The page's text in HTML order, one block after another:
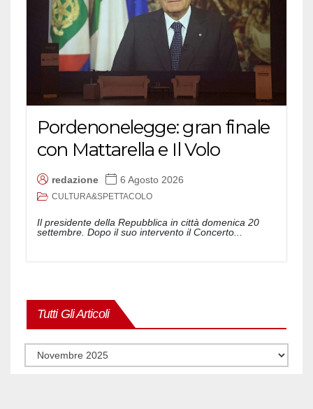
Pordenonelegge: gran finale
con Mattarella e Il Volo
redazione 6 Agosto 2026
CULTURA&SPETTACOLO
Il presidente della Repubblica in città domenica 20
settembre. Dopo il suo intervento il Concerto...
Tutti Gli Articoli
Tutti
articoli